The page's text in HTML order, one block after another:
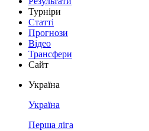
Турніри
Статті
Прогнози
Відео
Трансфери
Сайт
Україна
Україна
Перша ліга